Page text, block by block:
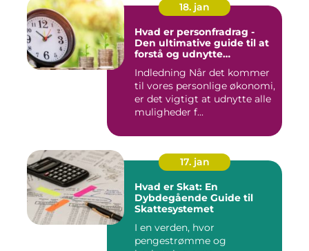
18. jan
Hvad er personfradrag -
Den ultimative guide til at
forstå og udnytte
Indledning Når det kommer
til vores personlige økonomi,
er det vigtigt at udnytte alle
muligheder f...
17. jan
Hvad er Skat: En
Dybdegående Guide til
Skattesystemet
I en verden, hvor
pengestrømme og